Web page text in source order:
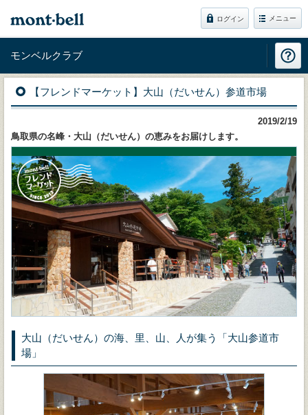
ログイン メニュー
モンベルクラブ
【フレンドマーケット】大山（だいせん）参道市場
2019/2/19
鳥取県の名峰・大山（だいせん）の恵みをお届けします。
大山（だいせん）の海、里、山、人が集う「大山参道市
場」